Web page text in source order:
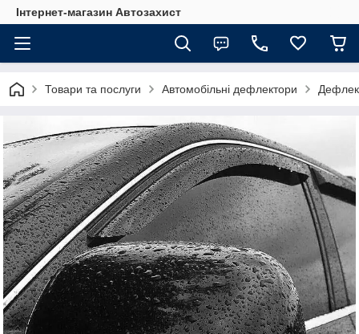
Інтернет-магазин Автозахист
Товари та послуги Автомобільні дефлектори